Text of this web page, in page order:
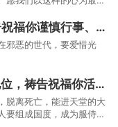
内室晚祷#806｜当做智慧人，祷告祝福你谨慎行事、爱惜光阴
邪恶的世代，要爱惜光
内室晚祷#807｜看重自己的身份地位，祷告祝福你活出尊贵荣耀、宣扬基督美德
脱离死亡，能进天堂的大
要组成国度，成为服侍万